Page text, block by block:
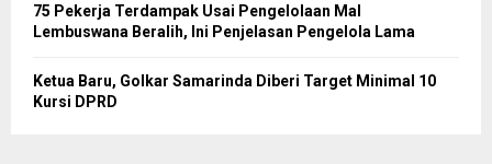
75 Pekerja Terdampak Usai Pengelolaan Mal
Lembuswana Beralih, Ini Penjelasan Pengelola Lama
Ketua Baru, Golkar Samarinda Diberi Target Minimal 10
Kursi DPRD